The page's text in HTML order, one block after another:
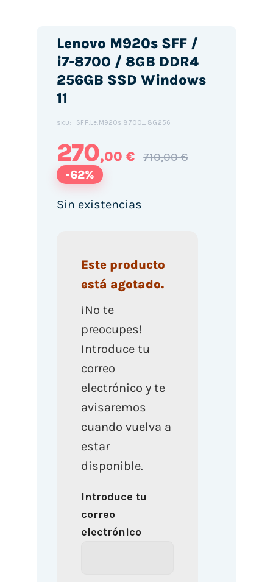
Lenovo M920s SFF /
i7-8700 / 8GB DDR4
256GB SSD Windows
11
SKU: SFF.Le.M920s.8700_8G256
270,00 € 710,00 €
-62%
Sin existencias
Este producto
está agotado.
¡No te
preocupes!
Introduce tu
correo
electrónico y te
avisaremos
cuando vuelva a
estar
disponible.
Introduce tu
correo
electrónico